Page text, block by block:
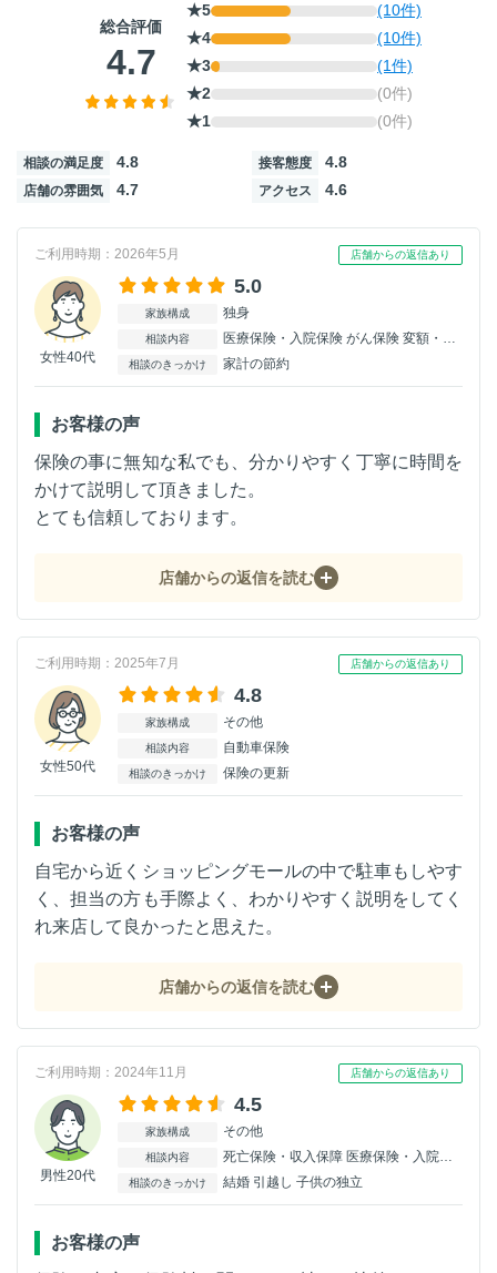
総合評価
4.7
★5
(10件)
★4
(10件)
★3
(1件)
★2
(0件)
★1
(0件)
相談の満足度 4.8 接客態度 4.8
店舗の雰囲気 4.7 アクセス 4.6
ご利用時期：2026年5月 店舗からの返信あり
女性40代
5.0
家族構成 独身
相談内容 医療保険・入院保険 がん保険 変額・外貨保険
相談のきっかけ 家計の節約
お客様の声
保険の事に無知な私でも、分かりやすく丁寧に時間を
かけて説明して頂きました。
とても信頼しております。
店舗からの返信を読む
ご利用時期：2025年7月 店舗からの返信あり
女性50代
4.8
家族構成 その他
相談内容 自動車保険
相談のきっかけ 保険の更新
お客様の声
自宅から近くショッピングモールの中で駐車もしやす
く、担当の方も手際よく、わかりやすく説明をしてく
れ来店して良かったと思えた。
店舗からの返信を読む
ご利用時期：2024年11月 店舗からの返信あり
男性20代
4.5
家族構成 その他
相談内容 死亡保険・収入保障 医療保険・入院保険 変額・外貨保険
相談のきっかけ 結婚 引越し 子供の独立
お客様の声